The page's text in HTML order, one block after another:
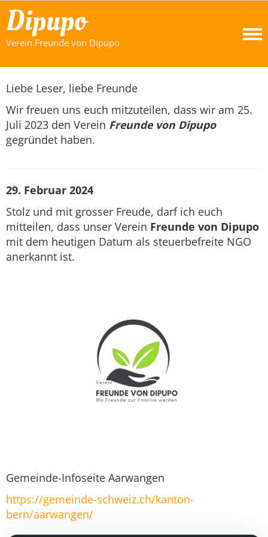
Dipupo
Verein Freunde von Dipupo
Liebe Leser, liebe Freunde
Wir freuen uns euch mitzuteilen, dass wir am 25.
Juli 2023 den Verein Freunde von Dipupo
gegründet haben.
29. Februar 2024
Stolz und mit grosser Freude, darf ich euch
mitteilen, dass unser Verein Freunde von Dipupo
mit dem heutigen Datum als steuerbefreite NGO
anerkannt ist.
Gemeinde-Infoseite Aarwangen
https://gemeinde-schweiz.ch/kanton-
bern/aarwangen/